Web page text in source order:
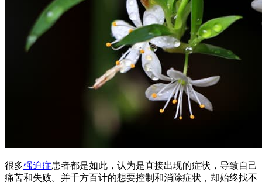
很多强迫症患者都是如此，认为是直接出现的症状，导致自己
痛苦和失败。并千方百计的想要控制和消除症状，却始终找不